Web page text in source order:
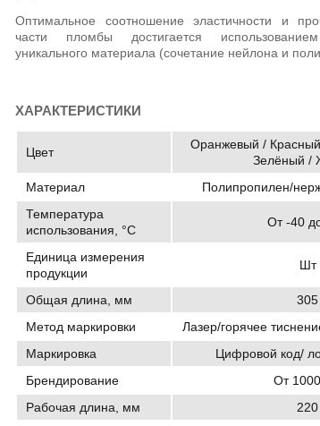
Оптимальное соотношение эластичности и
части пломбы достигается
уникального материала (сочетание нейлона и
ХАРАКТЕРИСТИКИ
Цвет
Оранжевый /
Зелёный /
Материал
Полипропилен/
Температура
использования, °C
От -40
Единица измерения
продукции
Шт
Общая длина, мм
305
Метод маркировки
Лазер/горячее
Маркировка
Цифровой код/
Брендирование
От
Рабочая длина, мм
220